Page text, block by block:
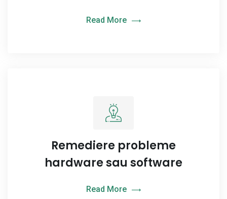
Read More
Remediere probleme
hardware sau software
Read More